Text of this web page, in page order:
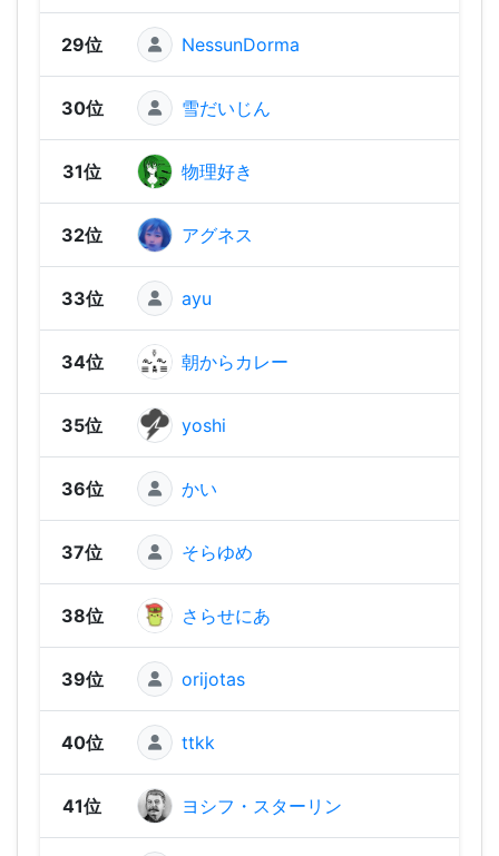
29位 NessunDorma
30位 雪だいじん
31位 物理好き
32位 アグネス
33位 ayu
34位 朝からカレー
35位 yoshi
36位 かい
37位 そらゆめ
38位 さらせにあ
39位 orijotas
40位 ttkk
41位 ヨシフ・スターリン